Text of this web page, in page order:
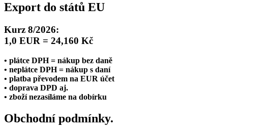
Export do států EU
Kurz 8/2026:
1,0 EUR = 24,160 Kč
• plátce DPH = nákup bez daně
• neplátce DPH = nákup s daní
• platba převodem na EUR účet
• doprava DPD aj.
• zboží nezasíláme na dobírku
Obchodní podmínky.